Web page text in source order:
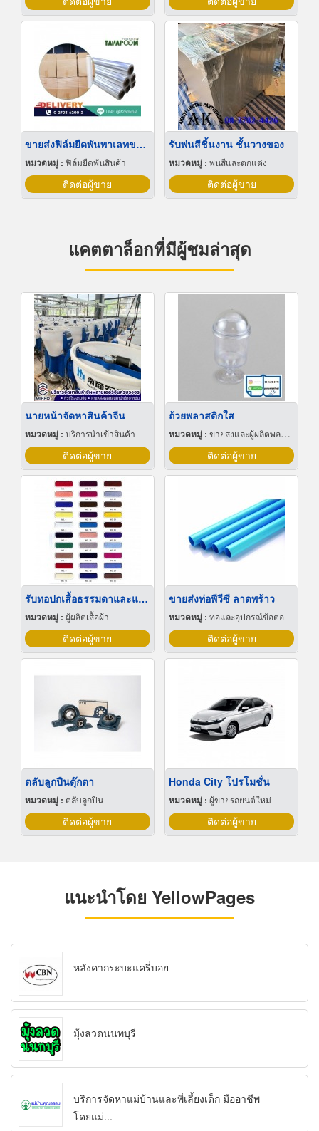
ขายส่งฟิล์มยืดพันพาเลทขนาดพันด้วยมือ Hand wrap
หมวดหมู่ : ฟิล์มยืดพันสินค้า
ติดต่อผู้ขาย
รับพ่นสีชิ้นงาน ชั้นวางของ
หมวดหมู่ : พ่นสีและตกแต่ง
ติดต่อผู้ขาย
แคตตาล็อกที่มีผู้ชมล่าสุด
นายหน้าจัดหาสินค้าจีน
หมวดหมู่ : บริการนำเข้าสินค้า
ติดต่อผู้ขาย
ถ้วยพลาสติกใส
หมวดหมู่ : ขายส่งและผู้ผลิตพลาสติกสำเร็จรูป
ติดต่อผู้ขาย
รับทอปกเสื้อธรรมดาและแจ็คการ์ด
หมวดหมู่ : ผู้ผลิตเสื้อผ้า
ติดต่อผู้ขาย
ขายส่งท่อพีวีซี ลาดพร้าว
หมวดหมู่ : ท่อและอุปกรณ์ข้อต่อ
ติดต่อผู้ขาย
ตลับลูกปืนตุ๊กตา
หมวดหมู่ : ตลับลูกปืน
ติดต่อผู้ขาย
Honda City โปรโมชั่น
หมวดหมู่ : ผู้ขายรถยนต์ใหม่
ติดต่อผู้ขาย
แนะนำโดย YellowPages
หลังคากระบะแครี่บอย
มุ้งลวดนนทบุรี
บริการจัดหาแม่บ้านและพี่เลี้ยงเด็ก มืออาชีพ
โดยแม่...